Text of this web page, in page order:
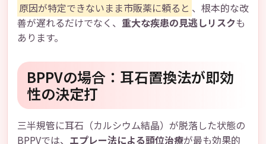
原因が特定できないまま市販薬に頼ると 、根本的な改
善が遅れるだけでなく、 重大な疾患の見逃しリスクも
あります。
BPPVの場合：耳石置換法が即効
性の決定打
三半規管に耳石（カルシウム結晶）が脱落した状態の
BPPVでは、 エプレー法による頭位治療が最も効果的